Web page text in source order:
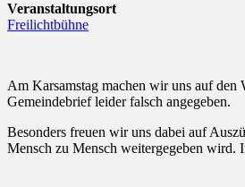
Veranstaltungsort
Freilichtbühne
Am Karsamstag machen wir uns auf
Gemeindebrief leider falsch angegeben.
Besonders freuen wir uns dabei auf
Mensch zu Mensch weitergegeben wird.